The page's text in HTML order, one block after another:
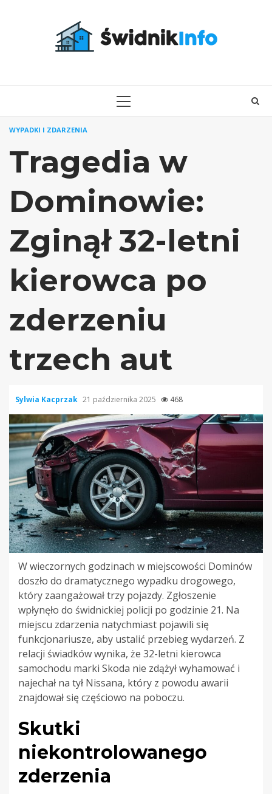
PRIMARY
WYPADKI I ZDARZENIA
Tragedia w
Dominowie:
Zginął 32-letni
kierowca po
zderzeniu
trzech aut
Sylwia Kacprzak 21 października 2025 468
W wieczornych godzinach w miejscowości Dominów
doszło do dramatycznego wypadku drogowego,
który zaangażował trzy pojazdy. Zgłoszenie
wpłynęło do świdnickiej policji po godzinie 21. Na
miejscu zdarzenia natychmiast pojawili się
funkcjonariusze, aby ustalić przebieg wydarzeń. Z
relacji świadków wynika, że 32-letni kierowca
samochodu marki Skoda nie zdążył wyhamować i
najechał na tył Nissana, który z powodu awarii
znajdował się częściowo na poboczu.
Skutki
niekontrolowanego
zderzenia